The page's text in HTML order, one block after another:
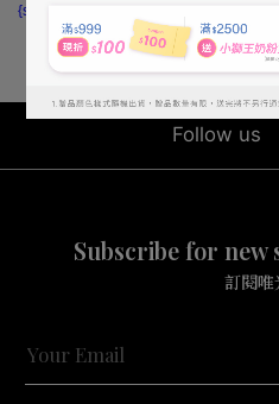
{shop name}
Follow us
Subscribe for new
訂閱唯